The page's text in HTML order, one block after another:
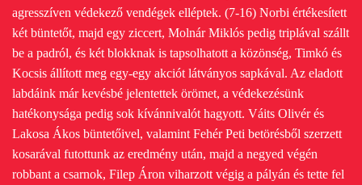
agresszíven védekező vendégek elléptek. (7-16) Norbi értékesített
két büntetőt, majd egy ziccert, Molnár Miklós pedig triplával szállt
be a padról, és két blokknak is tapsolhatott a közönség, Timkó és
Kocsis állított meg egy-egy akciót látványos sapkával. Az eladott
labdáink már kevésbé jelentettek örömet, a védekezésünk
hatékonysága pedig sok kívánnivalót hagyott. Váits Olivér és
Lakosa Ákos büntetőivel, valamint Fehér Peti betörésből szerzett
kosarával futottunk az eredmény után, majd a negyed végén
robbant a csarnok, Filep Áron viharzott végig a pályán és tette fel